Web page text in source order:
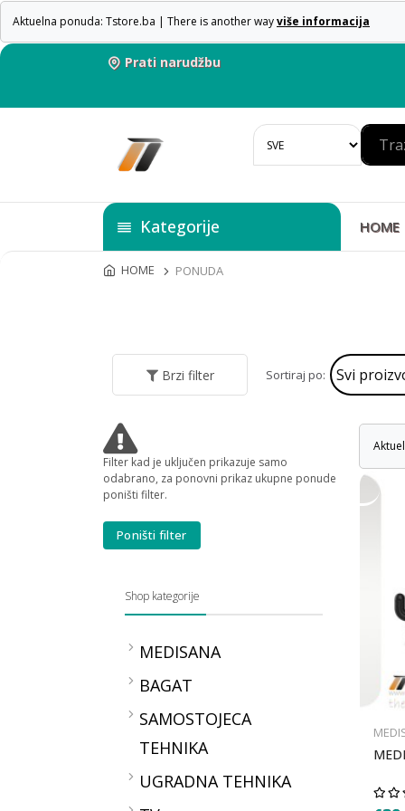
Aktuelna ponuda: Tstore.ba | There is another wayviše informacija
Prati narudžbu
Kategorije HOME
HOME PONUDA
Brzi filter Sortiraj po:
Filter kad je uključen prikazuje samo
odabrano, za ponovni prikaz ukupne ponude
poništi filter.
Poništi filter
Shop kategorije
MEDISANA
Kontrola zdravlja
OKSIMETRI MEDISANA
TERMOMETRI
VAGE MEDISANA
BAGAT
SAMOSTOJECA
TEHNIKA
Peci
UGRADNA TEHNIKA
2in1